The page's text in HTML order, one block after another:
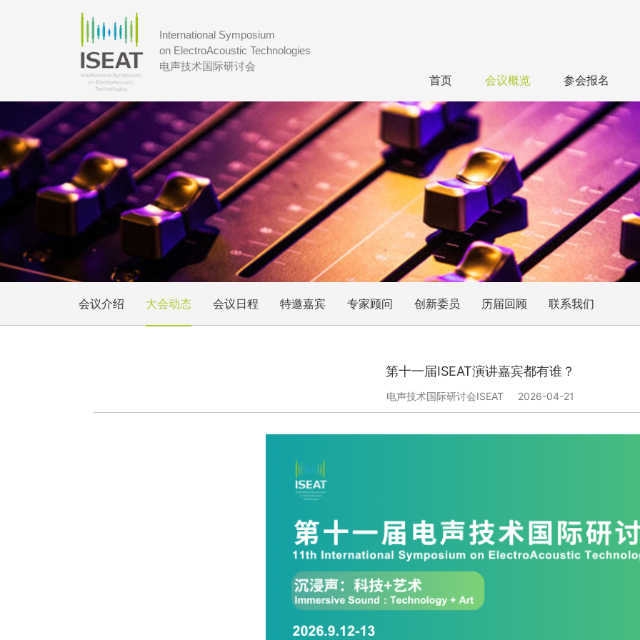
International Symposium
on ElectroAcoustic Technologies
电声技术国际研讨会
首页 会议概览 参会报名
会议介绍 大会动态 会议日程 特邀嘉宾 专家顾问 创新委员 历届回顾 联系我们
第十一届ISEAT演讲嘉宾都有谁？
电声技术国际研讨会ISEAT 2026-04-21